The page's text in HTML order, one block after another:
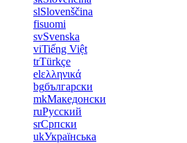
slSlovenščina
fisuomi
svSvenska
viTiếng Việt
trTürkçe
elελληνικά
bgбългарски
mkМакедонски
ruРусский
srСрпски
ukУкраїнська